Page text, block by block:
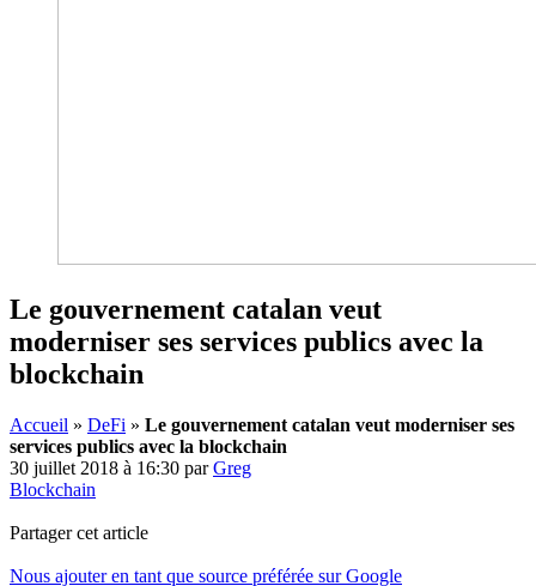
Le gouvernement catalan veut
moderniser ses services publics avec la
blockchain
Accueil » DeFi » Le gouvernement catalan veut moderniser ses
services publics avec la blockchain
30 juillet 2018 à 16:30 parGreg
Blockchain
Partager cet article
Nous ajouter en tant que source préférée sur Google